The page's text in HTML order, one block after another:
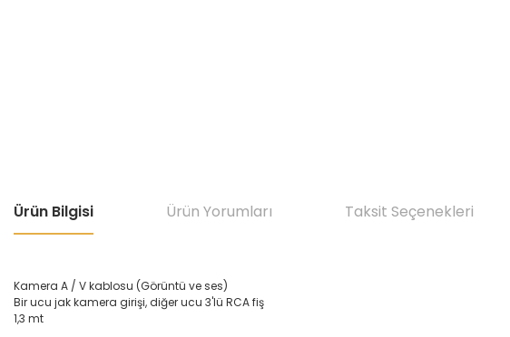
Ürün Bilgisi Ürün Yorumları Taksit Seçenekleri
Kamera A / V kablosu (Görüntü ve ses)
Bir ucu jak kamera girişi, diğer ucu 3'lü RCA fiş
1,3 mt